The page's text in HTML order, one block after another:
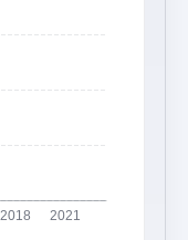
2018 2021